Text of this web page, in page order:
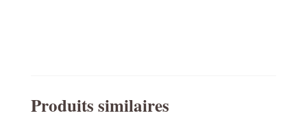
Produits similaires